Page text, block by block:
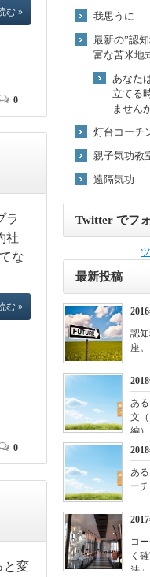
む »
0
ラ
社
な
む »
0
と変
我思うに
最新の”認
富な苫米地
あなた
立てる
ません
灯台コーチ
親子気功教
遠隔気功
Twitter でフ
最新投稿
認
座
あ
文
編）
あ
ー
コ
く
法